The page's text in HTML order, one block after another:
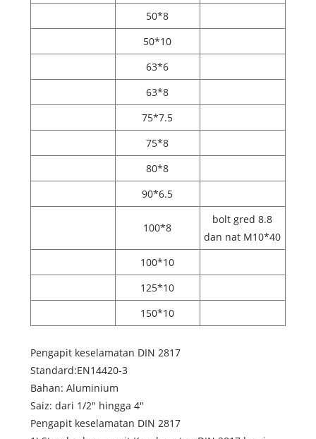
50*8
50*10
63*6
63*8
75*7.5
75*8
80*8
90*6.5
100*8
bolt gred 8.8
dan nat M10*40
100*10
125*10
150*10
Pengapit keselamatan DIN 2817
Standard:EN14420-3
Bahan: Aluminium
Saiz: dari 1/2" hingga 4"
Pengapit keselamatan DIN 2817